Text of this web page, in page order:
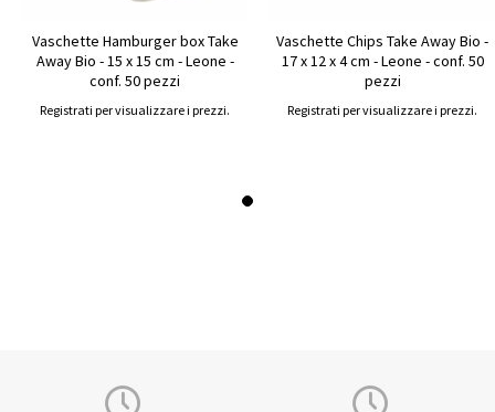
Vaschette Hamburger box Take
Away Bio - 15 x 15 cm - Leone -
conf. 50 pezzi
Registrati per visualizzare i prezzi.
Vaschette Chips Take Away Bio -
17 x 12 x 4 cm - Leone - conf. 50
pezzi
Registrati per visualizzare i prezzi.